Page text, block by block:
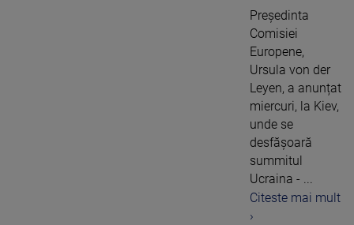
Președinta
Comisiei
Europene,
Ursula von der
Leyen, a anunțat
miercuri, la Kiev,
unde se
desfășoară
summitul
Ucraina - ...
Citeste mai mult
›